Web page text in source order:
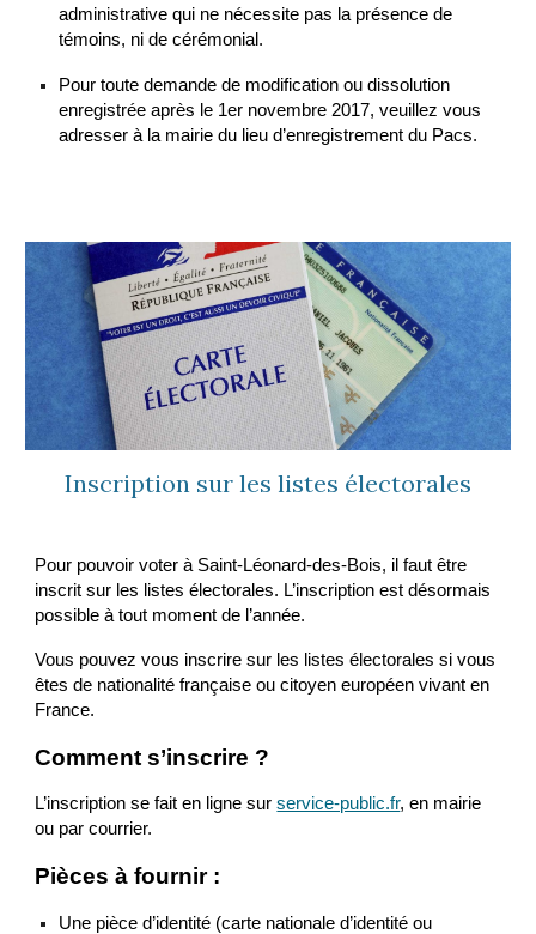
administrative qui ne nécessite pas la présence de
témoins, ni de cérémonial.
Pour toute demande de modification ou dissolution
enregistrée après le 1er novembre 2017, veuillez vous
adresser à la mairie du lieu d’enregistrement du Pacs.
Inscription sur les listes électorales
Pour pouvoir voter à Saint-Léonard-des-Bois, il faut être
inscrit sur les listes électorales. L’inscription est désormais
possible à tout moment de l’année.
Vous pouvez vous inscrire sur les listes électorales si vous
êtes de nationalité française ou citoyen européen vivant en
France.
Comment s’inscrire ?
L’inscription se fait en ligne sur service-public.fr, en mairie
ou par courrier.
Pièces à fournir :
Une pièce d’identité (carte nationale d’identité ou